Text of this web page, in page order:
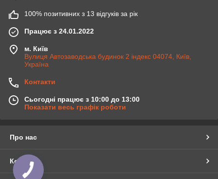
100% позитивних з 13 відгуків за рік
Працює з 24.01.2022
м. Київ
Вулиця Автозаводська будинок 2 індекс 04074, Київ,
Україна
Контакти
Сьогодні працює з 10:00 до 13:00
Показати весь графік роботи
Про нас
Контакти